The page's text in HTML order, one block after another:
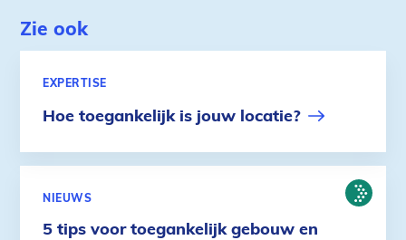
Zie ook
Hoe toegankelijk is jouw locatie?
EXPERTISE
5 tips voor toegankelijk gebouw en
NIEUWS
FYSIEKE